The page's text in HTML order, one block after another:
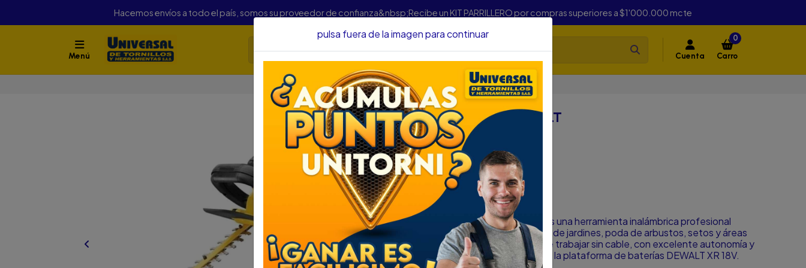
Hacemos envíos a todo el país, somos su proveedor de confianza&nbsp;Recibe un KIT PARRILLERO por compras superiores a $1'000.000 mcte
Menú Cuenta
0
Carro
Inicio Herramientas Herramienta Manual CORTASETOS DEWALT
CORTASETOS DEWALT
DESCRIPCIÓN
CORTASETOS DEWALT
SKU...43270100
DESCRIPCIÓN:
El cortasetos DEWALT XR 18V es una herramienta inalámbrica profesional
diseñada para el mantenimiento de jardines, poda de arbustos, setos y áreas
verdes. Ofrece la comodidad de trabajar sin cable, con excelente autonomía y
libertad de movimiento gracias a la plataforma de baterías DEWALT XR 18V.
pulsa fuera de la imagen para continuar